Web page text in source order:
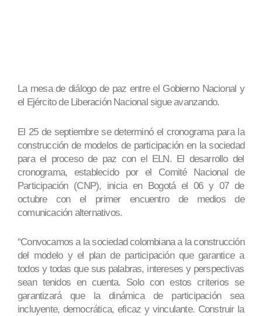
La mesa de diálogo de paz entre el Gobierno Nacional y
el Ejército de Liberación Nacional sigue avanzando.
El 25 de septiembre se determinó el cronograma para la
construcción de modelos de participación en la sociedad
para el proceso de paz con el ELN. El desarrollo del
cronograma, establecido por el Comité Nacional de
Participación (CNP), inicia en Bogotá el 06 y 07 de
octubre con el primer encuentro de medios de
comunicación alternativos.
“Convocamos a la sociedad colombiana a la construcción
del modelo y el plan de participación que garantice a
todos y todas que sus palabras, intereses y perspectivas
sean tenidos en cuenta. Solo con estos criterios se
garantizará que la dinámica de participación sea
incluyente, democrática, eficaz y vinculante. Construir la